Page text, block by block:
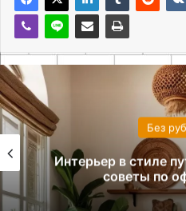
Без
Интерьер в стиле
советы по